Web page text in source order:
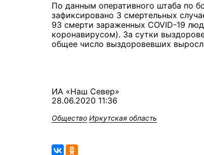
По данным оперативного штаба по
зафиксировано 3 смертельных
93 смерти зараженных COVID-19
коронавирусом). За сутки
общее число выздоровевших
ИА «Наш Север»
28.06.2020 11:36
Общество Иркутская область